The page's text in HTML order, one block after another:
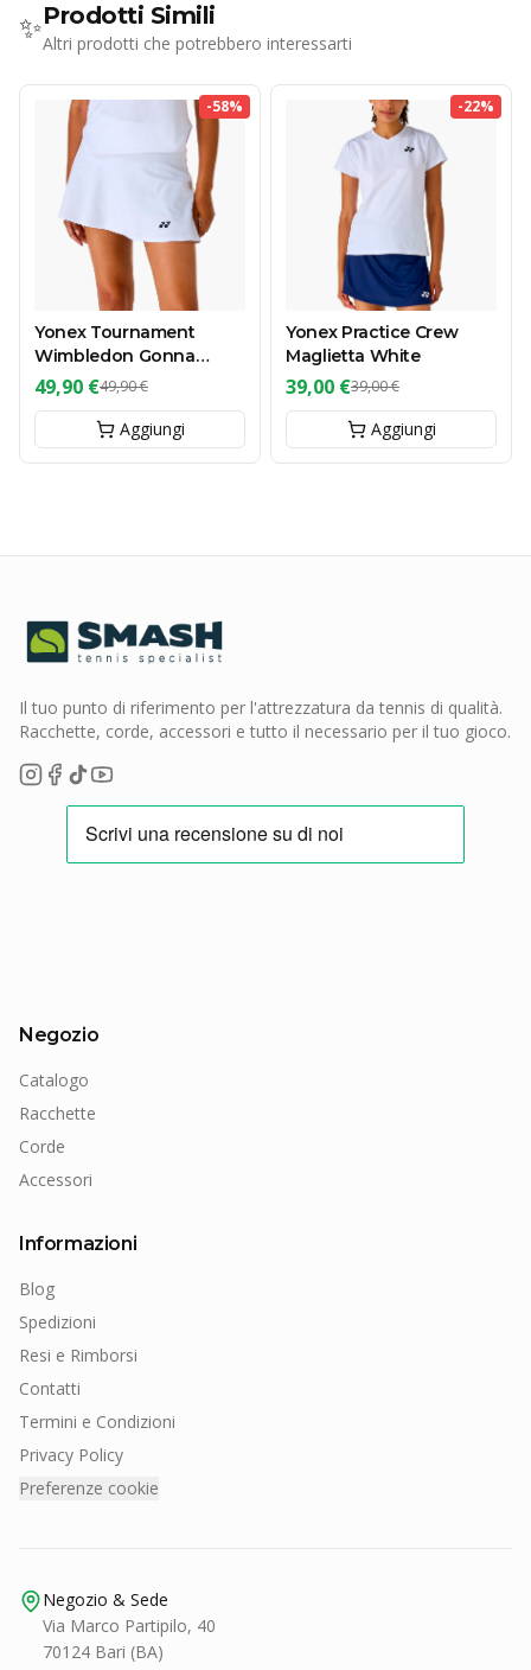
✨Prodotti Simili
Altri prodotti che potrebbero interessarti
-58%
Yonex Tournament
Wimbledon Gonna
White
49,90 €49,90 €
Aggiungi
-22%
Yonex Practice Crew
Maglietta White
39,00 €39,00 €
Aggiungi
Il tuo punto di riferimento per l'attrezzatura da tennis di qualità.
Racchette, corde, accessori e tutto il necessario per il tuo gioco.
Negozio
Catalogo
Racchette
Corde
Accessori
Informazioni
Blog
Spedizioni
Resi e Rimborsi
Contatti
Termini e Condizioni
Privacy Policy
Preferenze cookie
Negozio & Sede
Via Marco Partipilo, 40
70124 Bari (BA)